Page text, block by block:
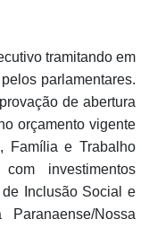
tramitando em
parlamentares.
de abertura
orçamento vigente
Família e Trabalho
investimentos
Inclusão Social e
Nossa